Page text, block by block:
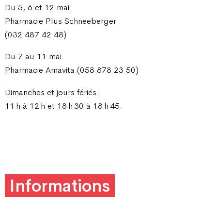
Du 5, 6 et 12 mai
Pharmacie Plus Schneeberger
(032 487 42 48)
Du 7 au 11 mai
Pharmacie Amavita (058 878 23 50)
Dimanches et jours fériés :
11 h à 12 h et 18 h 30 à 18 h 45.
Informations